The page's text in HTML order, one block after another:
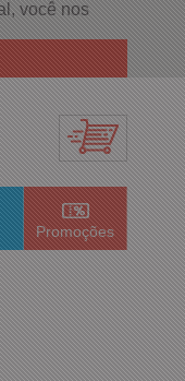
você nos
Promoções